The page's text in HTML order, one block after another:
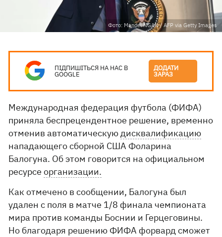
Фото: Mandel NGAN / AFP via Getty Images
ПІДПИШІТЬСЯ НА НАС В
GOOGLE
ДОДАТИ
ЗАРАЗ
Международная федерация футбола (ФИФА)
приняла беспрецендентное решение, временно
отменив автоматическуюдисквалификацию
нападающего сборной США Фоларина
Балогуна. Об этом говорится на официальном
ресурсеорганизации.
Как отмечено в сообщении, Балогуна был
удален с поля в матче 1/8 финала чемпионата
мира против команды Боснии и Герцеговины.
Но благодаря решению ФИФА форвард сможет